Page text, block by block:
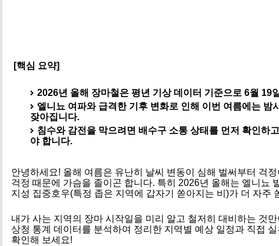
[핵심 요약]
2026년 올해 장마철은 평년 기상 데이터 기준으로 6월 19
엘니뇨 여파와 급격한 기후 변화로 인해 이번 여름에는
잦아집니다.
침수와 감전을 막으려면 배수구 소통 상태를 먼저 확인하
야 합니다.
안녕하세요! 올해 여름은 유난히 날씨 변동이 심해 벌써부터 걱
걱정 때문에 가슴을 졸이곤 합니다. 특히 2026년 올해는 엘니뇨
지성 집중호우(특정 좁은 지역에 갑자기 쏟아지는 비)가 더 자주
내가 사는 지역의 장마 시작일을 미리 알고 철저히 대비하는 것
상청 통계 데이터를 분석하여 정리한 지역별 예상 일정과 직접
확인해 보세요!